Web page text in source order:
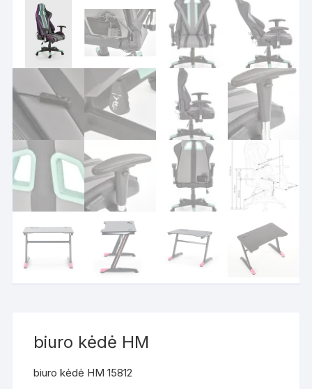
biuro kėdė HM
biuro kėdė HM 15812